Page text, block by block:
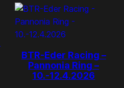
BTR-Eder Racing –
Pannonia Ring –
10.-12.4.2026